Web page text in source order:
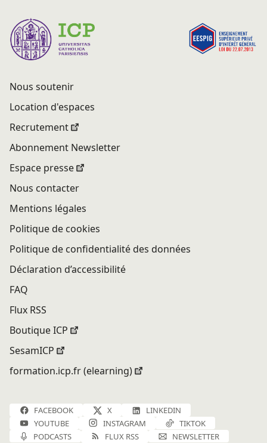
Nous soutenir
Location d'espaces
Recrutement
Abonnement Newsletter
Espace presse
Nous contacter
Mentions légales
Politique de cookies
Politique de confidentialité des données
Déclaration d’accessibilité
FAQ
Flux RSS
Boutique ICP
SesamICP
formation.icp.fr (elearning)
FACEBOOK X
LINKEDIN
YOUTUBE
INSTAGRAM
TIKTOK
PODCASTS
FLUX RSS NEWSLETTER